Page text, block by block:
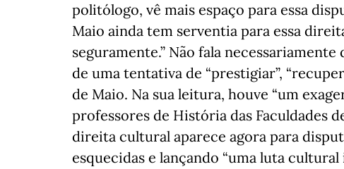
politólogo, vê mais espaço para essa
Maio ainda tem serventia para essa
seguramente.” Não fala
de uma tentativa de “prestigiar”,
de Maio. Na sua leitura, houve “um
professores de História das Faculdades
direita cultural aparece agora para
esquecidas e lançando “uma luta